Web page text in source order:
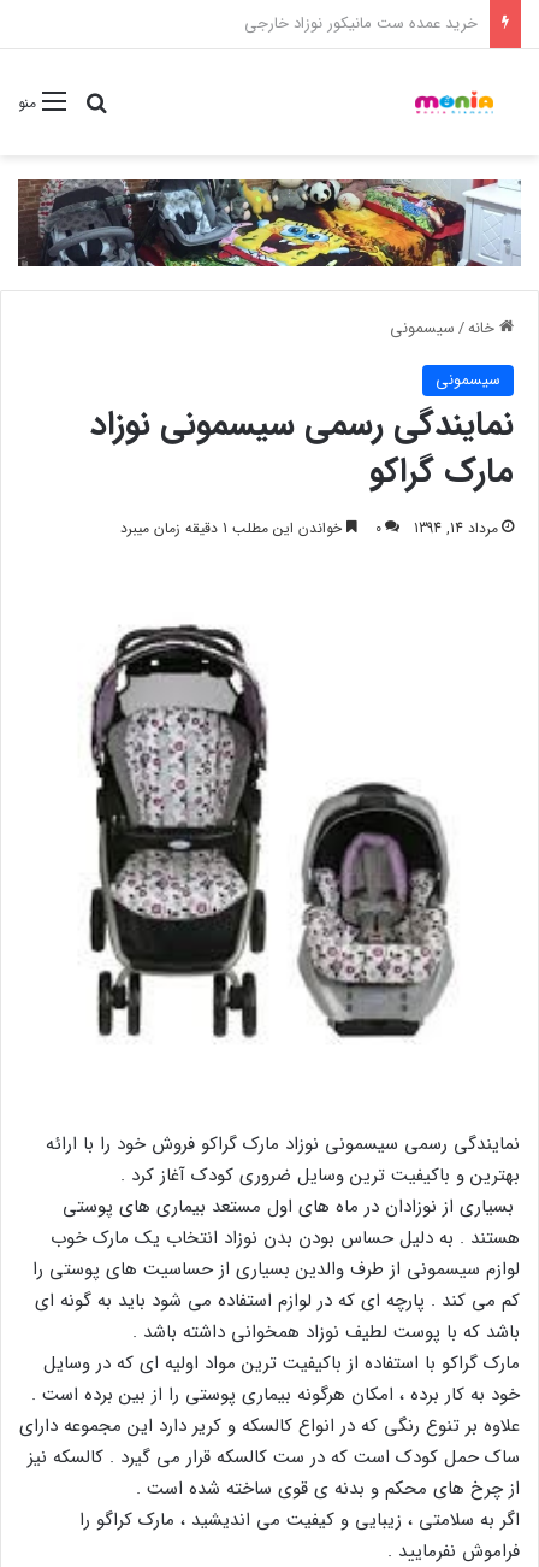
خرید شامپو سر و بدن 500 میل کودک موستلا
منوجستجو
خانه/سیسمونی
سیسمونی
نمایندگی رسمی سیسمونی نوزاد
مارک گراکو
مرداد 14, 1394 0 خواندن این مطلب 1 دقیقه زمان میبرد
نمایندگی رسمی سیسمونی نوزاد مارک گراکو فروش خود را با ارائه
بهترین و باکیفیت ترین وسایل ضروری کودک آغاز کرد .
بسیاری از نوزادان در ماه های اول مستعد بیماری های پوستی
هستند . به دلیل حساس بودن بدن نوزاد انتخاب یک مارک خوب
لوازم سیسمونی از طرف والدین بسیاری از حساسیت های پوستی را
کم می کند . پارچه ای که در لوازم استفاده می شود باید به گونه ای
باشد که با پوست لطیف نوزاد همخوانی داشته باشد .
مارک گراکو با استفاده از باکیفیت ترین مواد اولیه ای که در وسایل
خود به کار برده ، امکان هرگونه بیماری پوستی را از بین برده است .
علاوه بر تنوع رنگی که در انواع کالسکه و کریر دارد این مجموعه دارای
ساک حمل کودک است که در ست کالسکه قرار می گیرد . کالسکه نیز
از چرخ های محکم و بدنه ی قوی ساخته شده است .
اگر به سلامتی ، زیبایی و کیفیت می اندیشید ، مارک کراگو را
فراموش نفرمایید .